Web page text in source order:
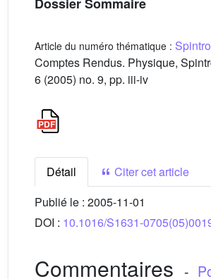
Article du numéro thématique :
Comptes Rendus. Physique,
6 (2005) no. 9, pp. iii-iv
Détail
Citer cet article
Publié le : 2005-11-01
DOI : 10.1016/S1631-
Commentaires -